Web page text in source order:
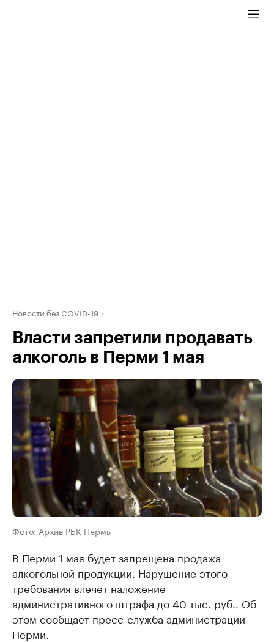
Новости без COVID-19
Власти запретили продавать
алкоголь в Перми 1 мая
Фото: Архив РБК Пермь
В Перми 1 мая будет запрещена продажа
алкогольной продукции. Нарушение этого
требования влечет наложение
административного штрафа до 40 тыс. руб.. Об
этом сообщает пресс-служба администрации
Перми.